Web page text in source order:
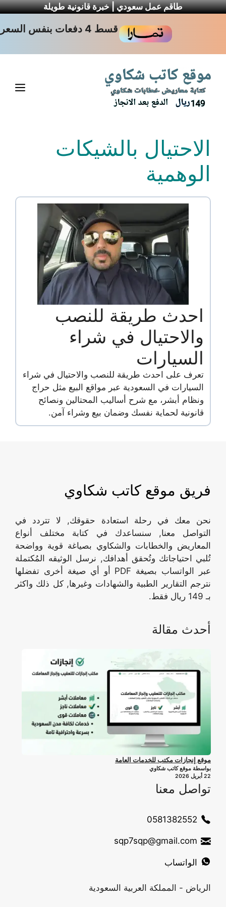
طاقم عمل سعودي | خبرة قانونية طويلة
قسط 4 دفعات بنفس السعر
الاحتيال بالشيكات
الوهمية
احدث طريقة للنصب
والاحتيال في شراء
السيارات
تعرف على احدث طريقة للنصب والاحتيال في شراء
السيارات في السعودية عبر مواقع البيع مثل حراج
ونظام أبشر، مع شرح أساليب المحتالين ونصائح
قانونية لحماية نفسك وضمان بيع وشراء آمن.
فريق موقع كاتب شكاوي
نحن معك في رحلة استعادة حقوقك, لا تتردد في
التواصل معنا, سنساعدك في كتابة مختلف أنواع
المعاريض والخطابات والشكاوي بصياغة قوية وواضحة
تُلبي احتياجاتك وتُحقق أهدافك, نرسل الوثيقه المُكتملة
عبر الواتساب بصيغة PDF أو أي صيغة أخرى تفضلها
نترجم التقارير الطبية والشهادات وغيرها, كل ذلك واكثر
بـ 149 ريال فقط.
أحدث مقالة
موقع إنجازات مكتب للخدمات العامة
بواسطة موقع كاتب شكاوي
22 أبريل 2026
تواصل معنا
0581382552
sqp7sqp@gmail.com
الواتساب
الرياض - المملكة العربية السعودية